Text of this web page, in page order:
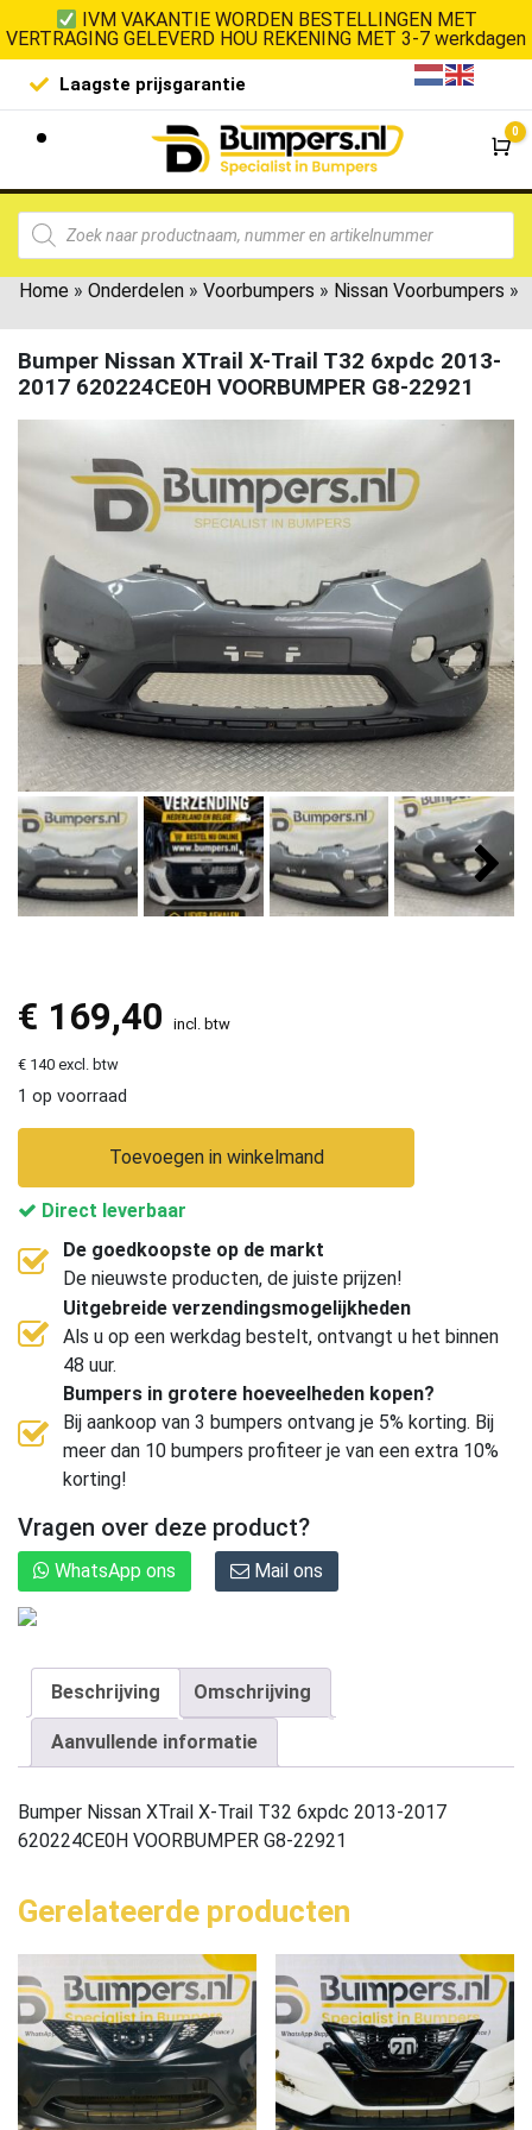
IVM VAKANTIE WORDEN BESTELLINGEN MET
VERTRAGING GELEVERD HOU REKENING MET 3-7 werkdagen
Laagste prijsgarantie De
0
Home » Onderdelen » Voorbumpers » Nissan Voorbumpers »
Bumper Nissan XTrail X-Trail T32 6xpdc 2013-
2017 620224CE0H VOORBUMPER G8-22921
€ 169,40 incl. btw
€ 140 excl. btw
1 op voorraad
Toevoegen in winkelmand
Direct leverbaar
De goedkoopste op de markt
De nieuwste producten, de juiste prijzen!
Uitgebreide verzendingsmogelijkheden
Als u op een werkdag bestelt, ontvangt u het binnen
48 uur.
Bumpers in grotere hoeveelheden kopen?
Bij aankoop van 3 bumpers ontvang je 5% korting. Bij
meer dan 10 bumpers profiteer je van een extra 10%
korting!
Vragen over deze product?
WhatsApp ons Mail ons
Beschrijving Omschrijving
Aanvullende informatie
Bumper Nissan XTrail X-Trail T32 6xpdc 2013-2017
620224CE0H VOORBUMPER G8-22921
Gerelateerde producten